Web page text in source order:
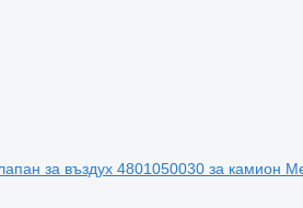
за въздух 4801050030 за камион